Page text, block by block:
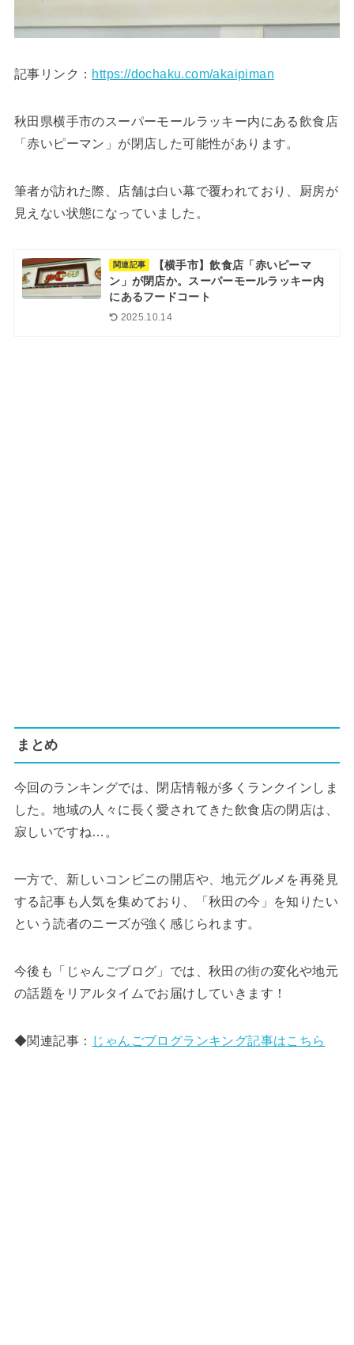
記事リンク： https://dochaku.com/akaipiman
秋田県横手市のスーパーモールラッキー内にある飲食店
「赤いピーマン」が閉店した可能性があります。
筆者が訪れた際、店舗は白い幕で覆われており、厨房が
見えない状態になっていました。
関連記事
【横手市】飲食店「赤いピーマ
ン」が閉店か。スーパーモールラッキー内
にあるフードコート
2025.10.14
まとめ
今回のランキングでは、閉店情報が多くランクインしま
した。地域の人々に長く愛されてきた飲食店の閉店は、
寂しいですね…。
一方で、新しいコンビニの開店や、地元グルメを再発見
する記事も人気を集めており、「秋田の今」を知りたい
という読者のニーズが強く感じられます。
今後も「じゃんごブログ」では、秋田の街の変化や地元
の話題をリアルタイムでお届けしていきます！
◆関連記事： じゃんごブログランキング記事はこちら